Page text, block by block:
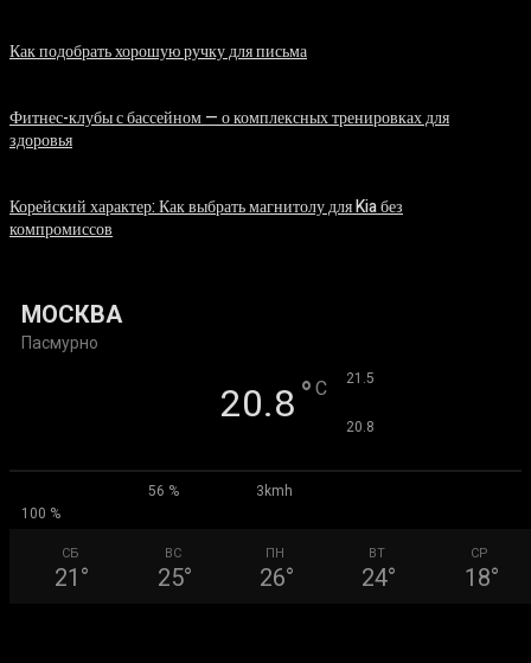
Как подобрать хорошую ручку для письма
Фитнес-клубы с бассейном — о комплексных тренировках для
здоровья
Корейский характер: Как выбрать магнитолу для Kia без
компромиссов
МОСКВА
Пасмурно
20.8 ° C 21.5
20.8
56 %
3kmh
100 %
СБ
21 °
ВС
25°
ПН
26°
ВТ
24°
СР
18°